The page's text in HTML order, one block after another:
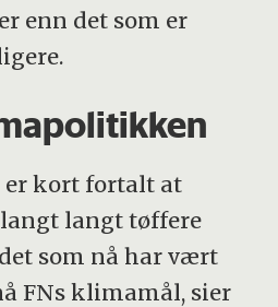
enn det som er
kort fortalt at
langt tøffere
som nå har vært
FNs klimamål, sier